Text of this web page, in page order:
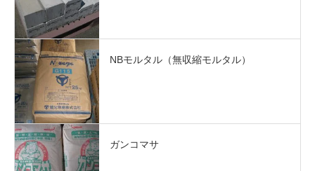
NBモルタル（無収縮モルタル）
ガンコマサ